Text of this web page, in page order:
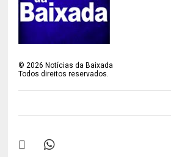
©2026 Notícias da Baixada
Todos direitos reservados.